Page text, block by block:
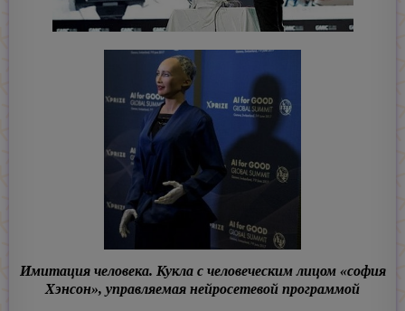
Имитация человека. Кукла с человеческим лицом«софия
Хэнсон», управляемая нейросетевой программой